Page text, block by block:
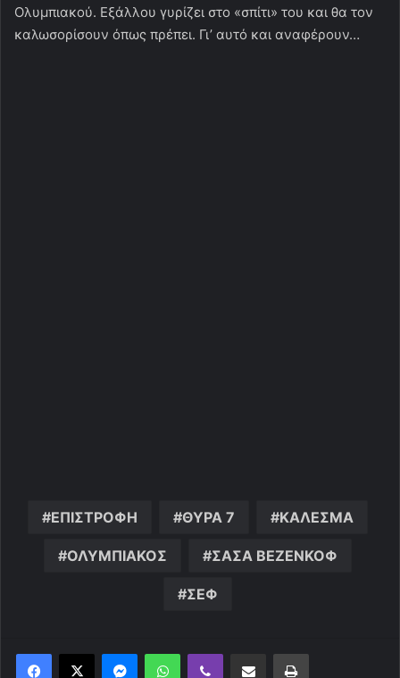
Ολυμπιακού. Εξάλλου γυρίζει στο «σπίτι» του και θα τον
καλωσορίσουν όπως πρέπει. Γι’ αυτό και αναφέρουν…
ΕΠΙΣΤΡΟΦΗ ΘΥΡΑ 7 ΚΑΛΕΣΜΑ
ΟΛΥΜΠΙΑΚΟΣ ΣΑΣΑ ΒΕΖΕΝΚΟΦ
ΣΕΦ
MessengerWhatsAppViber Κοινοποίηση μέσω ηλεκτρονικού ταχυδρομείουΕκτύπωση